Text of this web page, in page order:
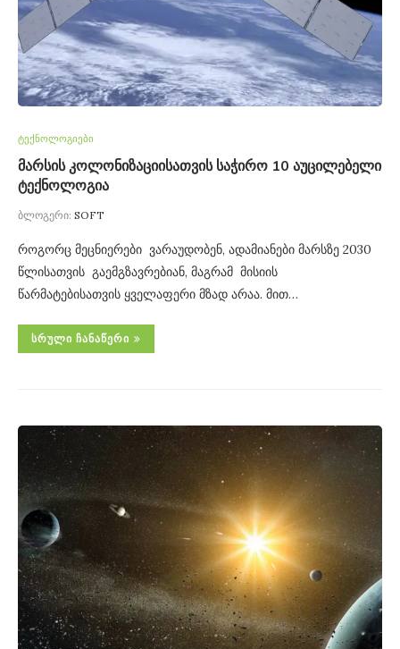
ტექნოლოგიები
მარსის კოლონიზაციისათვის საჭირო 10 აუცილებელი
ტექნოლოგია
ბლოგერი: SOFT
როგორც მეცნიერები ვარაუდობენ, ადამიანები მარსზე 2030
წლისათვის გაემგზავრებიან, მაგრამ მისიის
წარმატებისათვის ყველაფერი მზად არაა. მით…
ᲡᲠᲣᲚᲘ ᲩᲐᲜᲐᲬᲔᲠᲘ